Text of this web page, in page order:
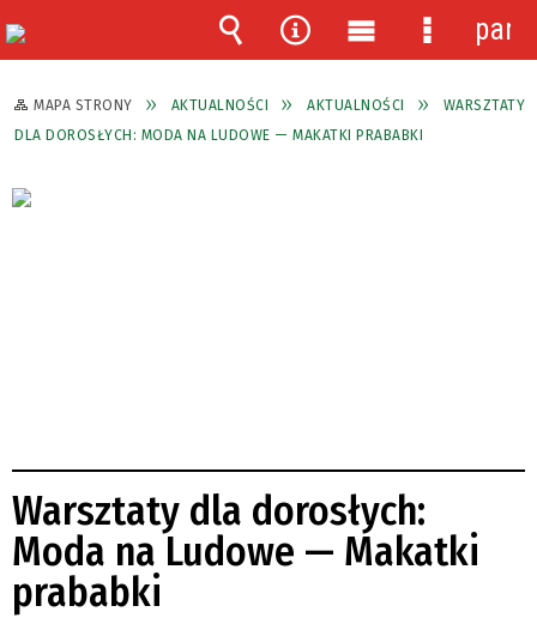
MAPA STRONY AKTUALNOŚCI AKTUALNOŚCI
WARSZTATY
DLA DOROSŁYCH: MODA NA LUDOWE — MAKATKI PRABABKI
Warsztaty dla dorosłych:
Moda na Ludowe — Makatki
prababki
Wyszukiwarka
Narzędzia
Menu
główne
Menu